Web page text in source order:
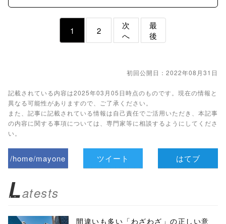
1 2
次
へ
最
後
初回公開日：2022年08月31日
記載されている内容は2025年03月05日時点のものです。現在の情報と
異なる可能性がありますので、ご了承ください。
また、記事に記載されている情報は自己責任でご活用いただき、本記事
の内容に関する事項については、専門家等に相談するようにしてくださ
い。
/home/mayone
biz.jp/public_ht
ml/wp-
ツイート はてブ
Latests
間違いも多い「わざわざ」の正しい意